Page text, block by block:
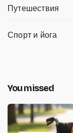
Путешествия
Спорт и йога
You missed